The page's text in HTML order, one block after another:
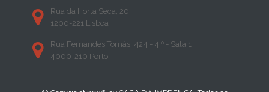
Rua da Horta Seca, 20
1200-221 Lisboa
Rua Fernandes Tomás, 424 - 4.º - Sala 1
4000-210 Porto